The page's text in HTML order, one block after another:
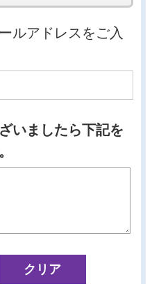
ルアドレスをご入
いましたら下記を